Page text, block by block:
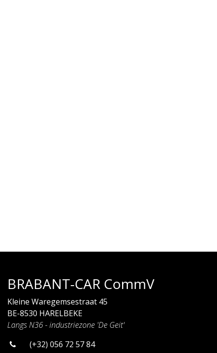
BRABANT-CAR CommV
Kleine Waregemsestraat 45
BE-8530 HARELBEKE
Langs N36 - industriezone 'De Geit'
(+32) 056 72 57 84